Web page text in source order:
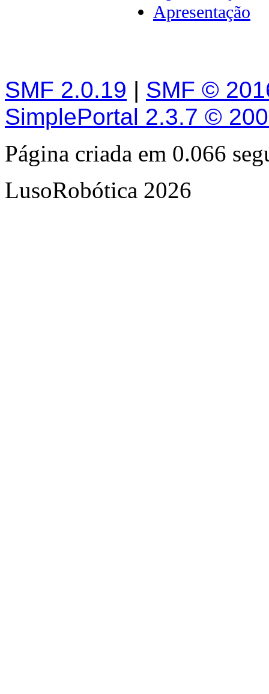
Apresentação
SMF 2.0.19 | SMF ©
SimplePortal 2.3.7 ©
Página criada em 0.066
LusoRobótica 2026